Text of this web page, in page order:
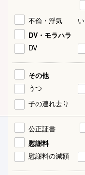
不倫・浮気
い
DV・モラハラ
DV
その他
うつ
子の連れ去り
公正証書
慰謝料
慰謝料の減額